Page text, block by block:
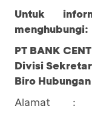
Untuk
menghubungi:
PT BANK
Divisi
Biro
Alamat
: